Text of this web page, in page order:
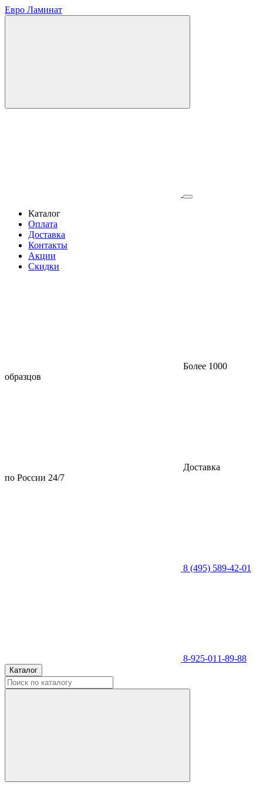
Евро Ламинат
Каталог
Оплата
Доставка
Контакты
Акции
Скидки
Более 1000
образцов
Доставка
по России 24/7
8 (495) 589-42-01
8-925-011-89-88
Каталог